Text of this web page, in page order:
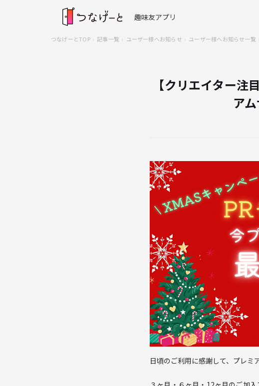
趣味友アプリ
つなげーとTOP 記事一覧 ユーザー様へお知らせ ユーザー様へお知らせ一覧
【クリエイター
ア
日頃のご利用に感謝して、プレミ